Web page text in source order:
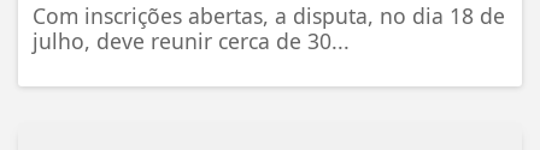
Com inscrições abertas, a disputa, no dia 18 de
julho, deve reunir cerca de 30...